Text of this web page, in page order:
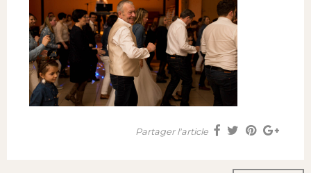
Partager l'article